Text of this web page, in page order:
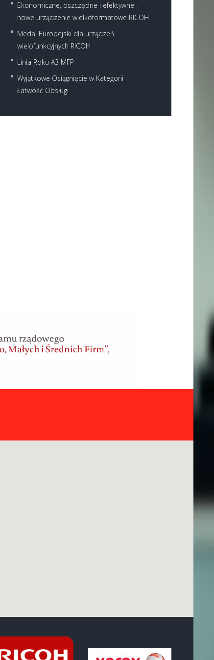
Next item
Ricoh MP 301SP - 301SPF
Ekonomiczne, oszczędne i efektywne -
nowe urządzenie wielkoformatowe RICOH
Medal Europejski dla urządzeń
wielofunkcyjnych RICOH
Linia Roku A3 MFP
Wyjątkowe Osiągnięcie w Kategorii
Łatwość Obsługi